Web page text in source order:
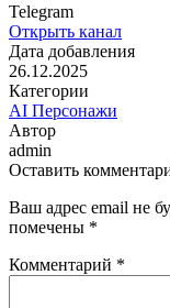
Telegram
Открыть канал
Дата добавления
26.12.2025
Категории
AI Персонажи
Автор
admin
Оставить
Ваш адрес email не
помечены *
Комментарий *